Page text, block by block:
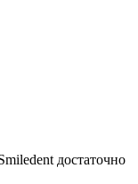
достаточно